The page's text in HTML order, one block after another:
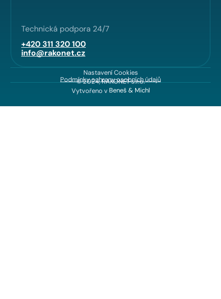
Technická podpora 24/7
+420 311 320 100
info@rakonet.cz
Nastavení Cookies
Podmínky ochrany osobních údajů
© 2024, RAKONET s.r.o.
Vytvořeno v Beneš & Michl